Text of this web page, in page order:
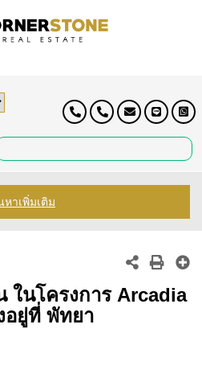
หาเพิ่มเติม
ในโครงการ Arcadia
อยู่ที่ พัทยา